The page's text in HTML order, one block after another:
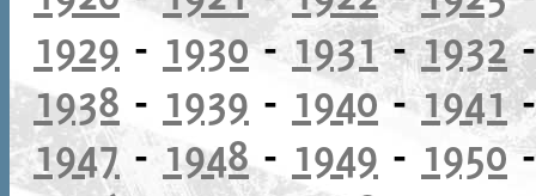
1929 - 1930- 1931-1932
1938 - 1939 - 1940-1941
1947 - 1948- 1949 - 1950